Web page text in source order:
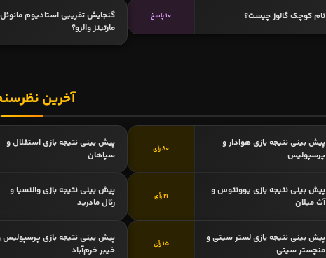
نام کوچک گالوز چیست؟ 10 پاسخ
گنجایش تقریبی استادیوم مانوئل
مارتینز والرو؟
آخرین
پیش بینی نتیجه بازی هوادار و
پرسپولیس
80 رأی
پیش بینی نتیجه بازی استقلال و
سپاهان
پیش بینی نتیجه بازی یوونتوس و
آث میلان
21 رأی
پیش بینی نتیجه بازی والنسیا و
رئال مادرید
پیش بینی نتیجه بازی لستر سیتی و
منچستر سیتی
15 رأی
پیش بینی نتیجه بازی پرسپولیس
خیبر خرم‌آباد